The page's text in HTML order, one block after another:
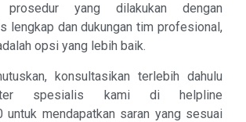
prosedur yang dilakukan dengan
lengkap dan dukungan tim profesional,
opsi yang lebih baik.
konsultasikan terlebih dahulu
spesialis kami di helpline
untuk mendapatkan saran yang sesuai